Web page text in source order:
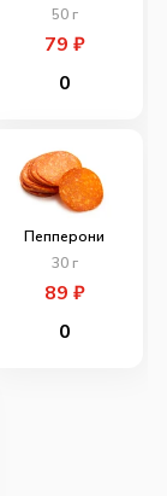
50г
79 ₽
0
Пепперони
30г
89 ₽
0